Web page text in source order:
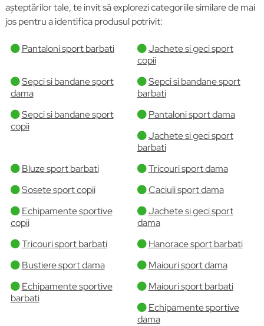
așteptărilor tale, te invit să explorezi categoriile similare de mai
jos pentru a identifica produsul potrivit:
Pantaloni sport barbati
Jachete si geci sport
copii
Sepci si bandane sport
dama
Sepci si bandane sport
barbati
Sepci si bandane sport
copii
Pantaloni sport dama
Jachete si geci sport
barbati
Bluze sport barbati
Tricouri sport dama
Sosete sport copii
Caciuli sport dama
Echipamente sportive
copii
Jachete si geci sport
dama
Tricouri sport barbati
Hanorace sport barbati
Bustiere sport dama
Maiouri sport dama
Echipamente sportive
barbati
Maiouri sport barbati
Echipamente sportive
dama